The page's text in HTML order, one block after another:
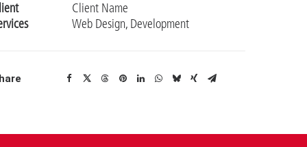
Client Name
Web Design, Development